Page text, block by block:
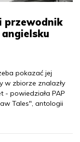
przewodnik
angielsku
pokazać jej
w zbiorze znalazły
- powiedziała PAP
Tales", antologii